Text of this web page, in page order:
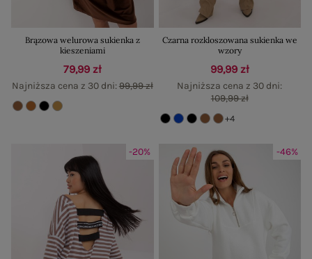
Brązowa welurowa sukienka z
kieszeniami
79,99 zł
Najniższa cena z 30 dni:99,99 zł
Czarna rozkloszowana sukienka we
wzory
99,99 zł
Najniższa cena z 30 dni:
109,99 zł
+4
-20% -46%